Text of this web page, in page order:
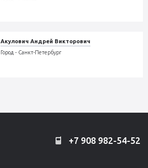
Акулович Андрей Викторович
Город - Санкт-Петербург
+7 908 982-54-52